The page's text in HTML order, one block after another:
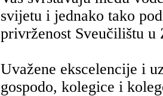
svijetu i jednako tako
privrženost Sveučilištu u
Uvažene ekscelencije i
gospodo, kolegice i